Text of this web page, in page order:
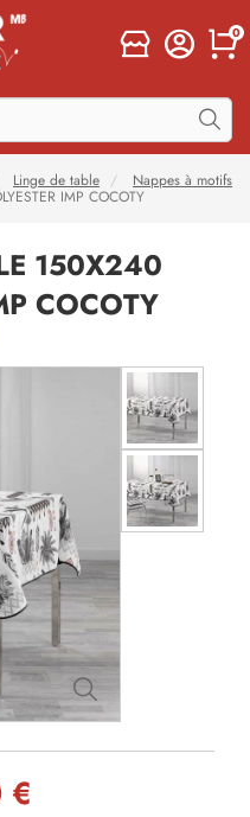
0
Linge de table
Nappes à motifs
IMP COCOTY
150X240
COCOTY
€